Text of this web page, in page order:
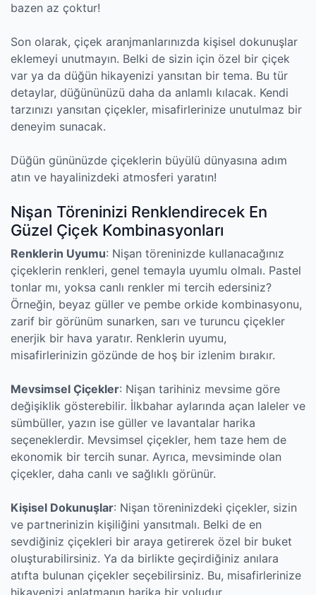
bazen az çoktur!
Son olarak, çiçek aranjmanlarınızda kişisel dokunuşlar
eklemeyi unutmayın. Belki de sizin için özel bir çiçek
var ya da düğün hikayenizi yansıtan bir tema. Bu tür
detaylar, düğününüzü daha da anlamlı kılacak. Kendi
tarzınızı yansıtan çiçekler, misafirlerinize unutulmaz bir
deneyim sunacak.
Düğün gününüzde çiçeklerin büyülü dünyasına adım
atın ve hayalinizdeki atmosferi yaratın!
Nişan Töreninizi Renklendirecek En
Güzel Çiçek Kombinasyonları
Renklerin Uyumu: Nişan töreninizde kullanacağınız
çiçeklerin renkleri, genel temayla uyumlu olmalı. Pastel
tonlar mı, yoksa canlı renkler mi tercih edersiniz?
Örneğin, beyaz güller ve pembe orkide kombinasyonu,
zarif bir görünüm sunarken, sarı ve turuncu çiçekler
enerjik bir hava yaratır. Renklerin uyumu,
misafirlerinizin gözünde de hoş bir izlenim bırakır.
Mevsimsel Çiçekler: Nişan tarihiniz mevsime göre
değişiklik gösterebilir. İlkbahar aylarında açan laleler ve
sümbüller, yazın ise güller ve lavantalar harika
seçeneklerdir. Mevsimsel çiçekler, hem taze hem de
ekonomik bir tercih sunar. Ayrıca, mevsiminde olan
çiçekler, daha canlı ve sağlıklı görünür.
Kişisel Dokunuşlar: Nişan töreninizdeki çiçekler, sizin
ve partnerinizin kişiliğini yansıtmalı. Belki de en
sevdiğiniz çiçekleri bir araya getirerek özel bir buket
oluşturabilirsiniz. Ya da birlikte geçirdiğiniz anılara
atıfta bulunan çiçekler seçebilirsiniz. Bu, misafirlerinize
hikayenizi anlatmanın harika bir yoludur.